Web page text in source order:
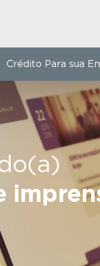
Crédito Para sua